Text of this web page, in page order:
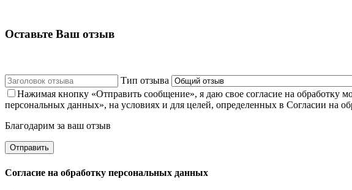
Оставьте Ваш отзыв
Тип отзыва
Нажимая кнопку «Отправить сообщение», я даю свое согласие на
персональных данных», на условиях и для целей, определенных в Согласии на
Благодарим за ваш отзыв
Согласие на обработку персональных данных